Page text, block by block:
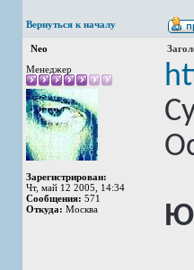
Вернуться к началу
Neo
Менеджер
Зарегистрирован:
Чт, май 12 2005, 14:34
Сообщения: 571
Откуда: Москва